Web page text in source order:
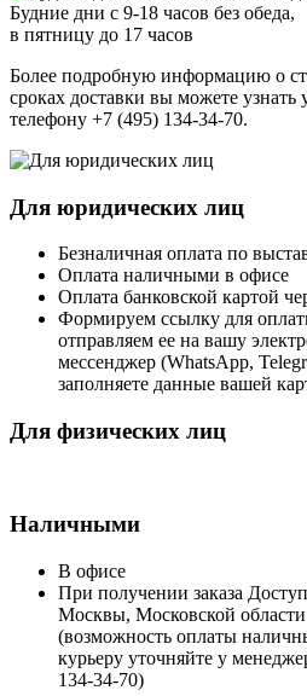
Будние дни с 9-18 часов без обеда,
в пятницу до 17 часов
Более подробную информацию о
сроках доставки вы можете
телефону +7 (495) 134-34-70.
Для юридических лиц
Безналичная оплата по
Оплата наличными в офисе
Оплата банковской картой
Формируем ссылку для
отправляем ее на вашу
мессенджер (WhatsApp,
заполняете данные вашей
Для физических лиц
Наличными
В офисе
При получении заказа
Москвы, Московской
(возможность оплаты
курьеру уточняйте у
134-34-70)